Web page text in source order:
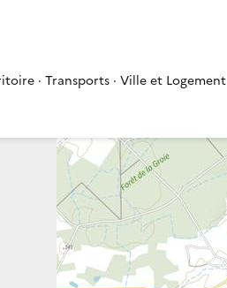
· Transports · Ville et Logement